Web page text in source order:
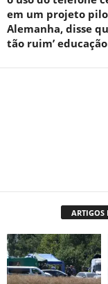
em um projeto
Alemanha, disse
tão ruim’ educação
ARTIGOS